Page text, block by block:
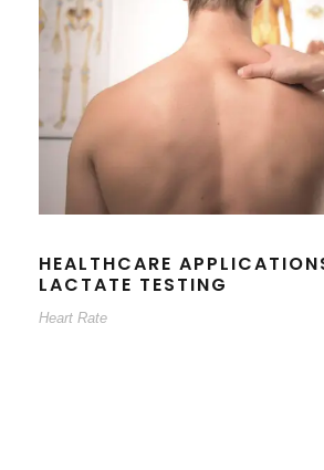
HEALTHCARE
LACTATE TESTING
Heart Rate